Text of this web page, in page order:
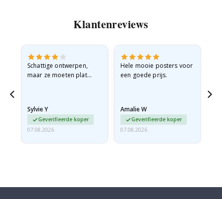
Klantenreviews
Schattige ontwerpen,
maar ze moeten plat
beetje…
Sylvie Y
Geverifieerde koper
07.08.2026
Hele mooie posters voor
een goede prijs.
Amalie W
Geverifieerde koper
07.08.2026